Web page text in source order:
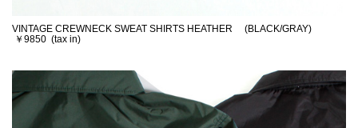
VINTAGE CREWNECK SWEAT SHIRTS HEATHER (BLACK/GRAY)
￥9850 (tax in)